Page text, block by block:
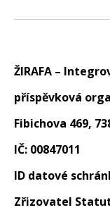
ŽIRAFA –
příspěvková
Fibichova 469,
IČ: 00847011
ID datové
Zřizovatel